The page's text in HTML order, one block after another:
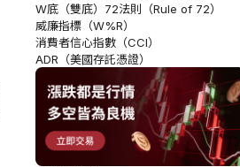
W底（雙底） 72法則（Rule of 72）
威廉指標（W%R）
消費者信心指數（CCI）
ADR（美國存託憑證）